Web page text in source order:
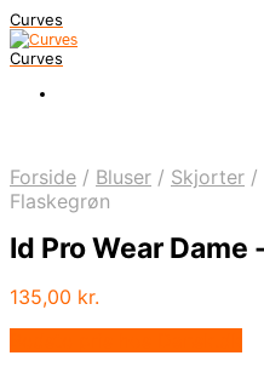
Curves
Curves
Forside / Bluser / Skjorter /
Flaskegrøn
Id Pro Wear
135,00 kr.